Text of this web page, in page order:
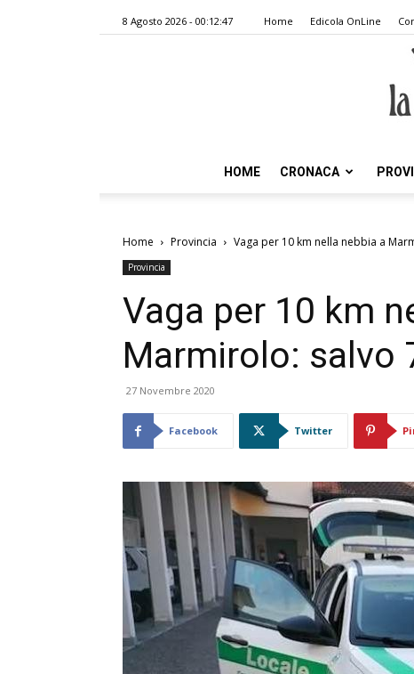
8 Agosto 2026 - 00:12:47 Home Edicola OnLine
HOME CRONACA
Home Provincia Vaga per 10 km nella nebbia a
Provincia
Vaga per 10 km
Marmirolo: salvo
27 Novembre 2020
Facebook Twitter